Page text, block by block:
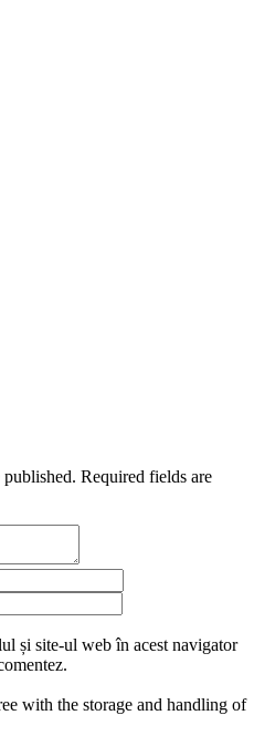
Required fields are
și site-ul web în acest navigator
with the storage and handling of